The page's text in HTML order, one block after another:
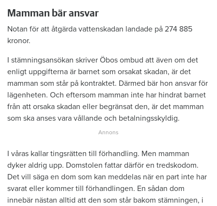
Mamman bär ansvar
Notan för att åtgärda vattenskadan landade på 274 885
kronor.
I stämningsansökan skriver Öbos ombud att även om det
enligt uppgifterna är barnet som orsakat skadan, är det
mamman som står på kontraktet. Därmed bär hon ansvar för
lägenheten. Och eftersom mamman inte har hindrat barnet
från att orsaka skadan eller begränsat den, är det mamman
som ska anses vara vållande och betalningsskyldig.
I våras kallar tingsrätten till förhandling. Men mamman
dyker aldrig upp. Domstolen fattar därför en tredskodom.
Det vill säga en dom som kan meddelas när en part inte har
svarat eller kommer till förhandlingen. En sådan dom
innebär nästan alltid att den som står bakom stämningen, i